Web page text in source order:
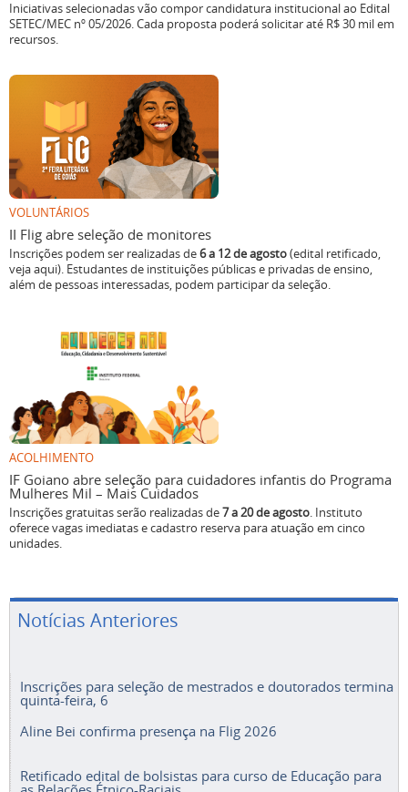
Iniciativas selecionadas vão compor candidatura institucional ao Edital
SETEC/MEC nº 05/2026. Cada proposta poderá solicitar até R$ 30 mil em
recursos.
VOLUNTÁRIOS
II Flig abre seleção de monitores
Inscrições podem ser realizadas de6 a 12 de agosto(edital retificado,
veja aqui). Estudantes de instituições públicas e privadas de ensino,
além de pessoas interessadas, podem participar da seleção.
ACOLHIMENTO
IF Goiano abre seleção para cuidadores infantis do Programa
Mulheres Mil – Mais Cuidados
Inscrições gratuitas serão realizadas de7 a 20 de agosto. Instituto
oferece vagas imediatas e cadastro reserva para atuação em cinco
unidades.
Notícias Anteriores
Inscrições para seleção de mestrados e doutorados termina
quinta-feira, 6
Aline Bei confirma presença na Flig 2026
Retificado edital de bolsistas para curso de Educação para